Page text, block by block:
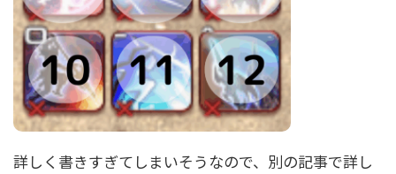
詳しく書きすぎてしまいそうなので、別の記事で詳し